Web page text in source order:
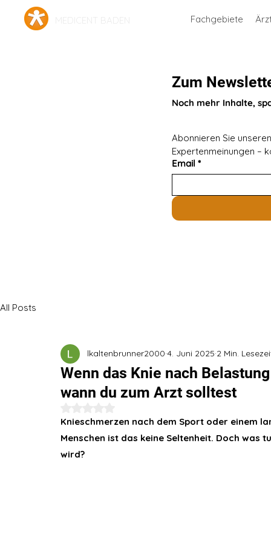
Fachgebiete
Zum
Noch mehr Inhalte,
Abonnieren Sie
Expertenmeinungen –
Email *
All Posts
Wenn das Knie nach
wann du zum Arzt solltest
lkaltenbrunner2000 4. Juni 2025 2 Min.
Knieschmerzen nach dem Sport oder einem
Menschen ist das keine Seltenheit. Doch was
wird?